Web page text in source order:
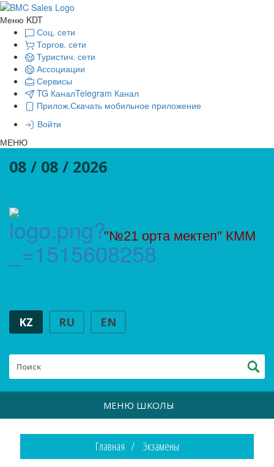
Меню KDT
Соц. сети
Торгов. сети
Туристич. сети
Ассоциации
Сервисы
TG КаналTelegram Канал
Прилож.Скачать мобильное приложение
Войти
МЕНЮ
08 / 08 / 2026
"№21 орта мектеп" КММ
KZ RU EN
МЕНЮ ШКОЛЫ
Главная Экзамены